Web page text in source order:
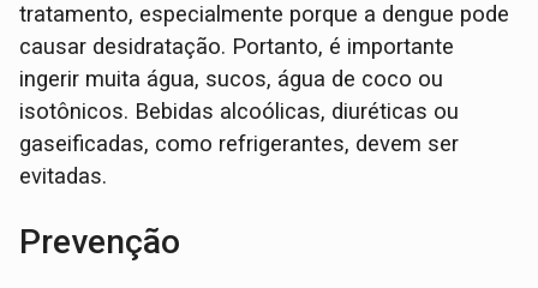
tratamento, especialmente porque a dengue pode
causar desidratação. Portanto, é importante
ingerir muita água, sucos, água de coco ou
isotônicos. Bebidas alcoólicas, diuréticas ou
gaseificadas, como refrigerantes, devem ser
evitadas.
Prevenção